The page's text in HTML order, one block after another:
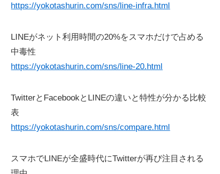
https://yokotashurin.com/sns/line-infra.html
LINEがネット利用時間の20%をスマホだけで占める
中毒性
https://yokotashurin.com/sns/line-20.html
TwitterとFacebookとLINEの違いと特性が分かる比較
表
https://yokotashurin.com/sns/compare.html
スマホでLINEが全盛時代にTwitterが再び注目される